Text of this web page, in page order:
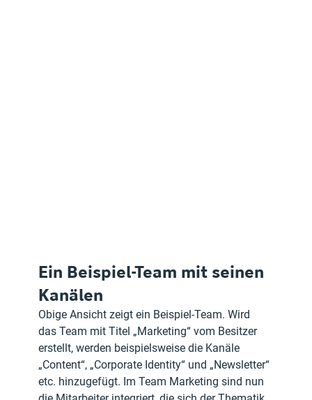
Ein Beispiel-Team mit seinen
Kanälen
Obige Ansicht zeigt ein Beispiel-Team. Wird
das Team mit Titel „Marketing“ vom Besitzer
erstellt, werden beispielsweise die Kanäle
„Content“, „Corporate Identity“ und „Newsletter“
etc. hinzugefügt. Im Team Marketing sind nun